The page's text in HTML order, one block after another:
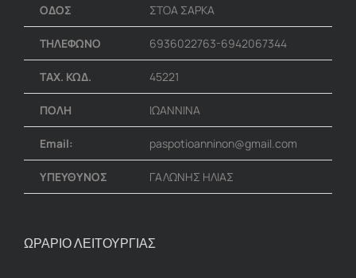
ΟΔΟΣ ΣΤΟΑ ΣΑΡΚΑ
ΤΗΛΕΦΩΝΟ 6936022763-6942067344
ΤΑΧ. ΚΩΔ. 45221
ΠΟΛΗ ΙΩΑΝΝΙΝΑ
Email: paspotioanninon@gmail.com
ΥΠΕΥΘΥΝΟΣ ΓΑΛΩΝΗΣ ΗΛΙΑΣ
ΩΡΑΡΙΟ ΛΕΙΤΟΥΡΓΙΑΣ